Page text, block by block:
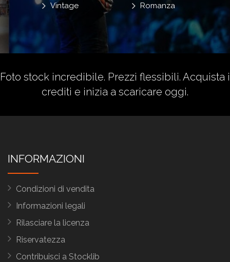
Romanza
Vintage
Foto stock incredibile. Prezzi flessibili. Acquista i
crediti e inizia a scaricare oggi.
INFORMAZIONI
Condizioni di vendita
Informazioni legali
Rilasciare la licenza
Riservatezza
Contribuisci a Stocklib